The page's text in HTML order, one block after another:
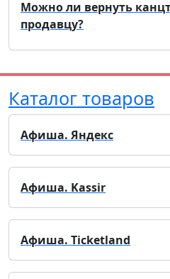
Можно ли вернуть
продавцу?
Каталог товаров
Афиша. Яндекс
Афиша. Kassir
Афиша. Ticketland